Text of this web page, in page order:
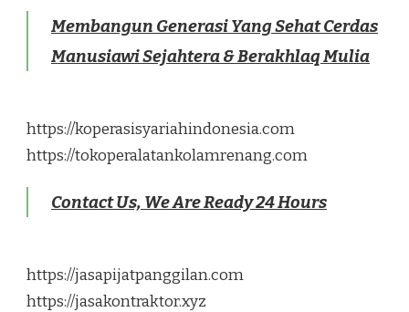
Membangun Generasi Yang Sehat Cerdas
Manusiawi Sejahtera & Berakhlaq Mulia
https://koperasisyariahindonesia.com
https://tokoperalatankolamrenang.com
Contact Us, We Are Ready 24 Hours
https://jasapijatpanggilan.com
https://jasakontraktor.xyz